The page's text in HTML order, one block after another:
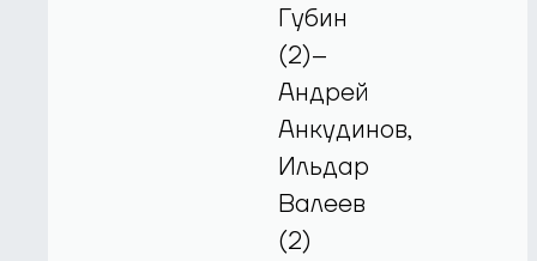
Губин
(2)–
Андрей
Анкудинов,
Ильдар
Валеев
(2)